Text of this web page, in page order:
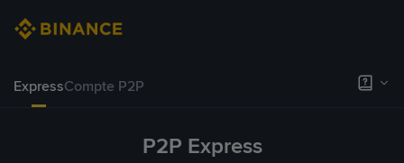
ExpressCompte P2P
P2P Express